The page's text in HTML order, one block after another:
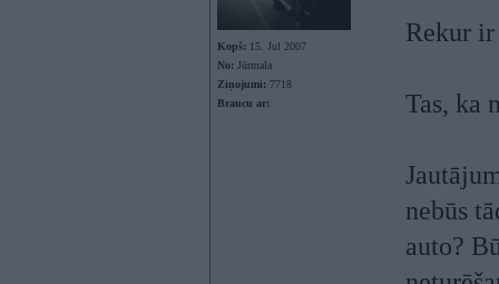
Kopš: 15. Jul 2007
No: Jūrmala
Ziņojumi: 7718
Braucu ar:
Rekur
Tas, ka
nebūs
auto?